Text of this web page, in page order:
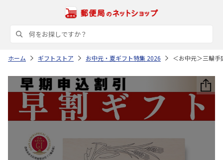
ホーム ギフトストア お中元・夏ギフト特集 2026 ＜お中元＞三輪